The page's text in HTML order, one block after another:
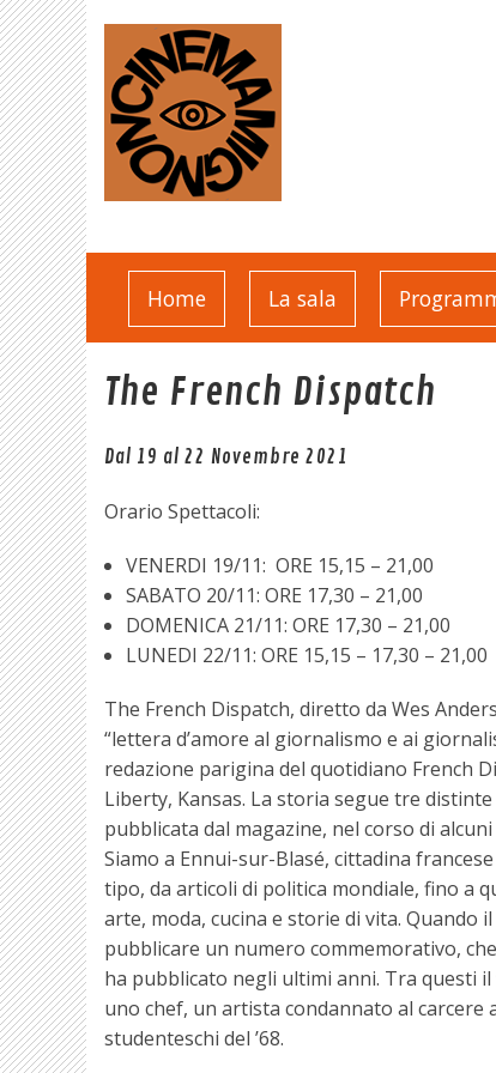
Home La sala
The French Dispatch
Dal 19 al 22 Novembre 2021
Orario Spettacoli:
VENERDI 19/11: ORE 15,15 – 21,00
SABATO 20/11: ORE 17,30 – 21,00
DOMENICA 21/11: ORE 17,30 – 21,00
LUNEDI 22/11: ORE 15,15 – 17,30 – 21,00
The French Dispatch, diretto da Wes
“lettera d’amore al giornalismo e ai
redazione parigina del quotidiano French
Liberty, Kansas. La storia segue tre
pubblicata dal magazine, nel corso di alcuni
Siamo a Ennui-sur-Blasé, cittadina
tipo, da articoli di politica mondiale, fino a
arte, moda, cucina e storie di vita.
pubblicare un numero commemorativo,
ha pubblicato negli ultimi anni. Tra questi
uno chef, un artista condannato al
studenteschi del ’68.